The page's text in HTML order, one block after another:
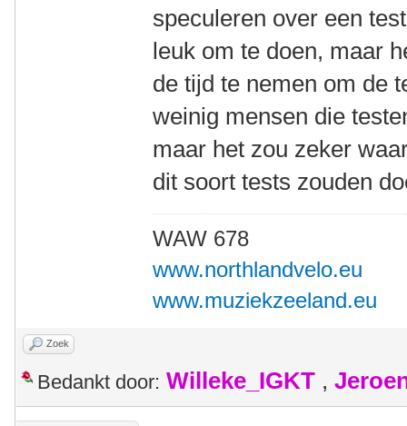
speculeren over een
leuk om te doen, maar
de tijd te nemen om de
weinig mensen die
maar het zou zeker
dit soort tests zouden
WAW 678
www.northlandvelo.eu
www.muziekzeeland.eu
Zoek
Bedankt door: Willeke_IGKT ,